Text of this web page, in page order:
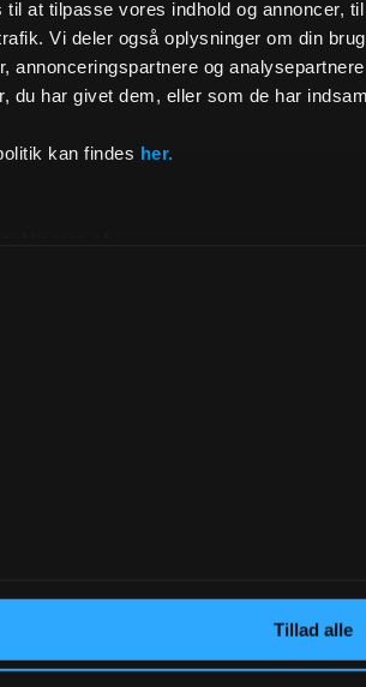
til at tilpasse vores indhold og annoncer,
Vi deler også oplysninger om din
annonceringspartnere og
du har givet dem, eller som de har
kan findes her.
Tillad alle